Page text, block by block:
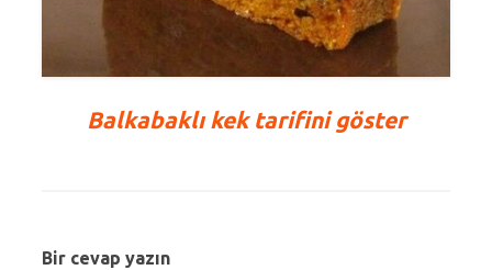
Balkabaklı kek tarifini göster
Bir cevap yazın